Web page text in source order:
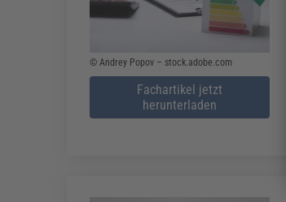
© Andrey Popov – stock.adobe.com
Fachartikel jetzt
herunterladen